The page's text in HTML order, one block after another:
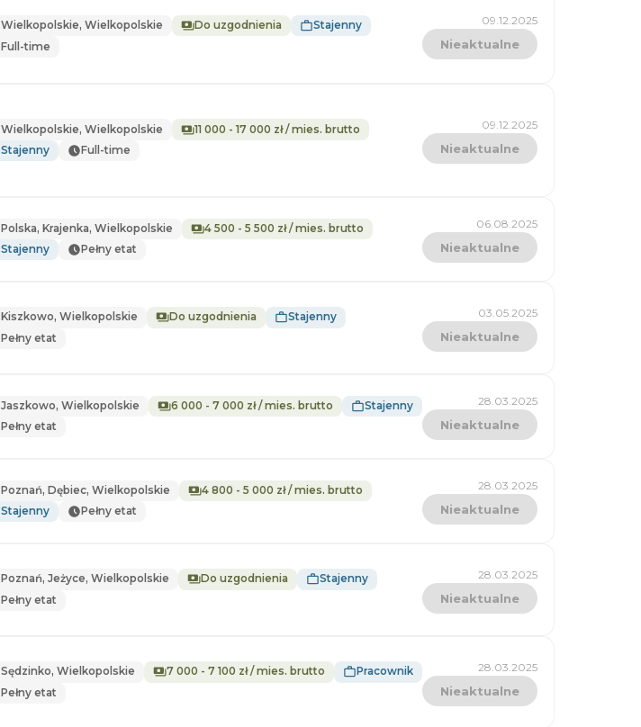
Wielkopolskie, Wielkopolskie Do uzgodnienia
Stajenny
Full-time
09.12.2025
Nieaktualne
Wielkopolskie, Wielkopolskie
11 000 - 17 000 zł / mies. brutto
Stajenny
Full-time
09.12.2025
Nieaktualne
Polska, Krajenka, Wielkopolskie
4 500 - 5 500 zł / mies. brutto
Stajenny
Pełny etat
06.08.2025
Nieaktualne
Kiszkowo, Wielkopolskie Do uzgodnienia
Stajenny
Pełny etat
03.05.2025
Nieaktualne
Jaszkowo, Wielkopolskie 6 000 - 7 000 zł / mies. brutto
Stajenny
Pełny etat
28.03.2025
Nieaktualne
Poznań, Dębiec, Wielkopolskie
4 800 - 5 000 zł / mies. brutto
Stajenny
Pełny etat
28.03.2025
Nieaktualne
Poznań, Jeżyce, Wielkopolskie Do uzgodnienia
Stajenny
Pełny etat
28.03.2025
Nieaktualne
Sędzinko, Wielkopolskie 7 000 - 7 100 zł / mies. brutto
Pracownik
Pełny etat
28.03.2025
Nieaktualne